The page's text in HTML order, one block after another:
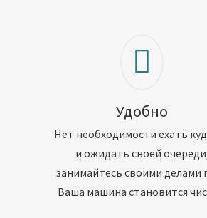
Удобно
Нет необходимости ехать
и ожидать своей
занимайтесь своими делами
Ваша машина становится